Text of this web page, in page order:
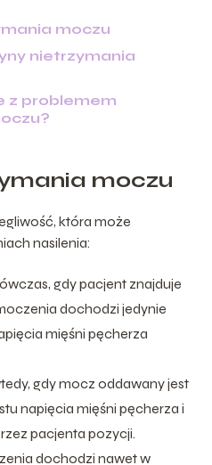
moczu
nietrzymania
z problemem
moczu
która może
nasilenia:
gdy pacjent znajduje
dochodzi jedynie
mięśni pęcherza
gdy mocz oddawany jest
napięcia mięśni pęcherza i
pacjenta pozycji.
dochodzi nawet w